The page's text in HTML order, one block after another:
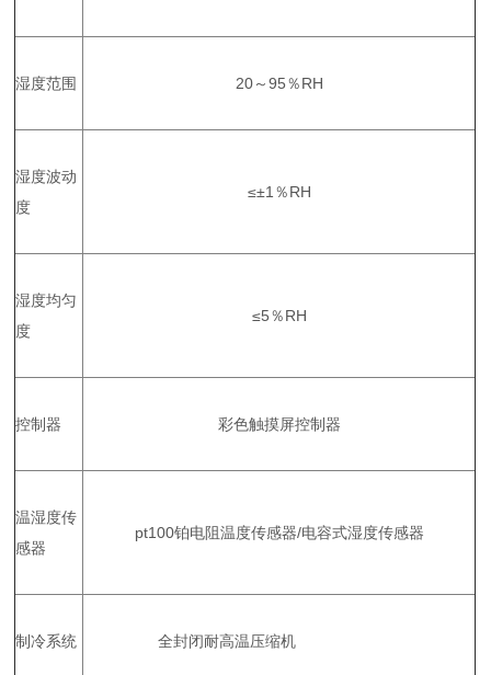
湿度范围 20～95％RH
湿度波动
度
≤±1％RH
湿度均匀
度
≤5％RH
控制器 彩色触摸屏控制器
温湿度传
感器
pt100铂电阻温度传感器/电容式湿度传感器
制冷系统 全封闭耐高温压缩机